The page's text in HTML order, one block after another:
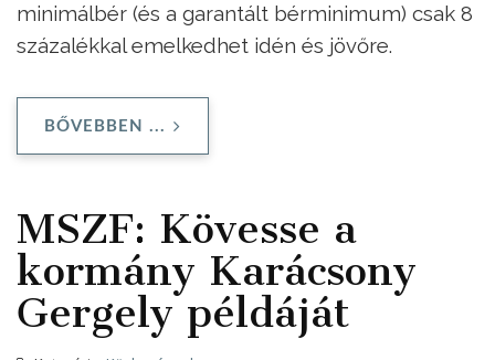
minimálbér (és a garantált bérminimum) csak 8
százalékkal emelkedhet idén és jövőre.
BŐVEBBEN ...
MSZF: Kövesse a
kormány Karácsony
Gergely példáját